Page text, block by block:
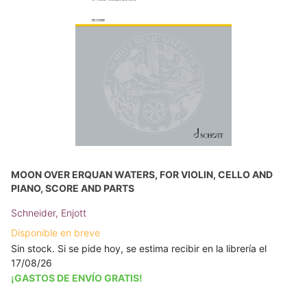
MOON OVER ERQUAN WATERS, FOR VIOLIN, CELLO AND
PIANO, SCORE AND PARTS
Schneider, Enjott
Disponible en breve
Sin stock. Si se pide hoy, se estima recibir en la librería el
17/08/26
¡GASTOS DE ENVÍO GRATIS!